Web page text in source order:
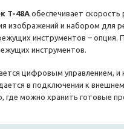
T-48A обеспечивает скорость
изображений и набором для
инструментов – опция.
инструментов.
цифровым управлением, и
в подключении к
где можно хранить готовые